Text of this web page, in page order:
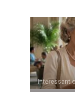
Interessant